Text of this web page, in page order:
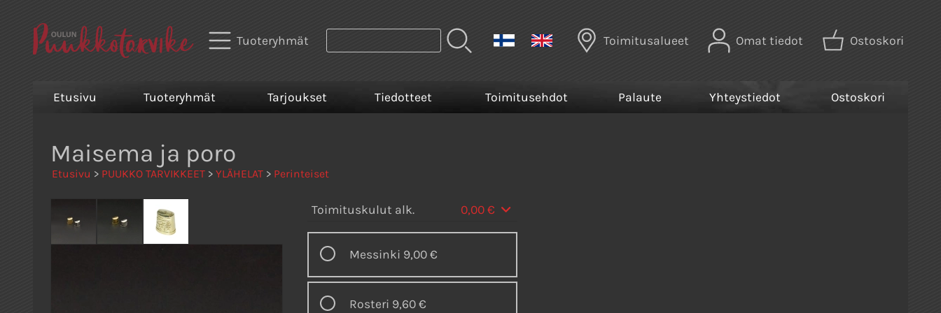
Tuoteryhmät Toimitusalueet Omat tiedot Ostoskori
Etusivu Tuoteryhmät Tarjoukset Tiedotteet Toimitusehdot Palaute Yhteystiedot Ostoskori
Maisema ja poro
Etusivu > PUUKKO TARVIKKEET > YLÄHELAT > Perinteiset
Toimituskulut alk. 0,00 €
Messinki 9,00 €
Rosteri 9,60 €